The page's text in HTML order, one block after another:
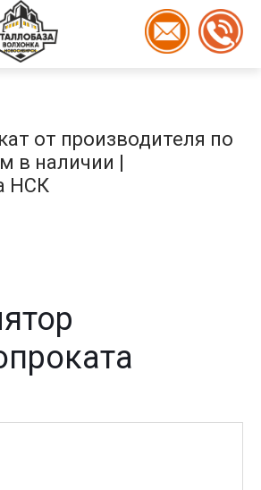
от производителя по
в наличии |
НСК